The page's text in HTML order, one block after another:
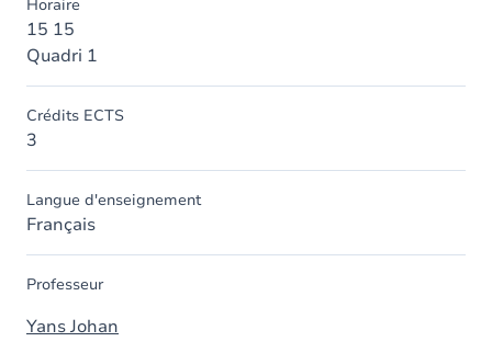
Horaire
15 15
Quadri 1
Crédits ECTS
3
Langue d'enseignement
Français
Professeur
Yans Johan